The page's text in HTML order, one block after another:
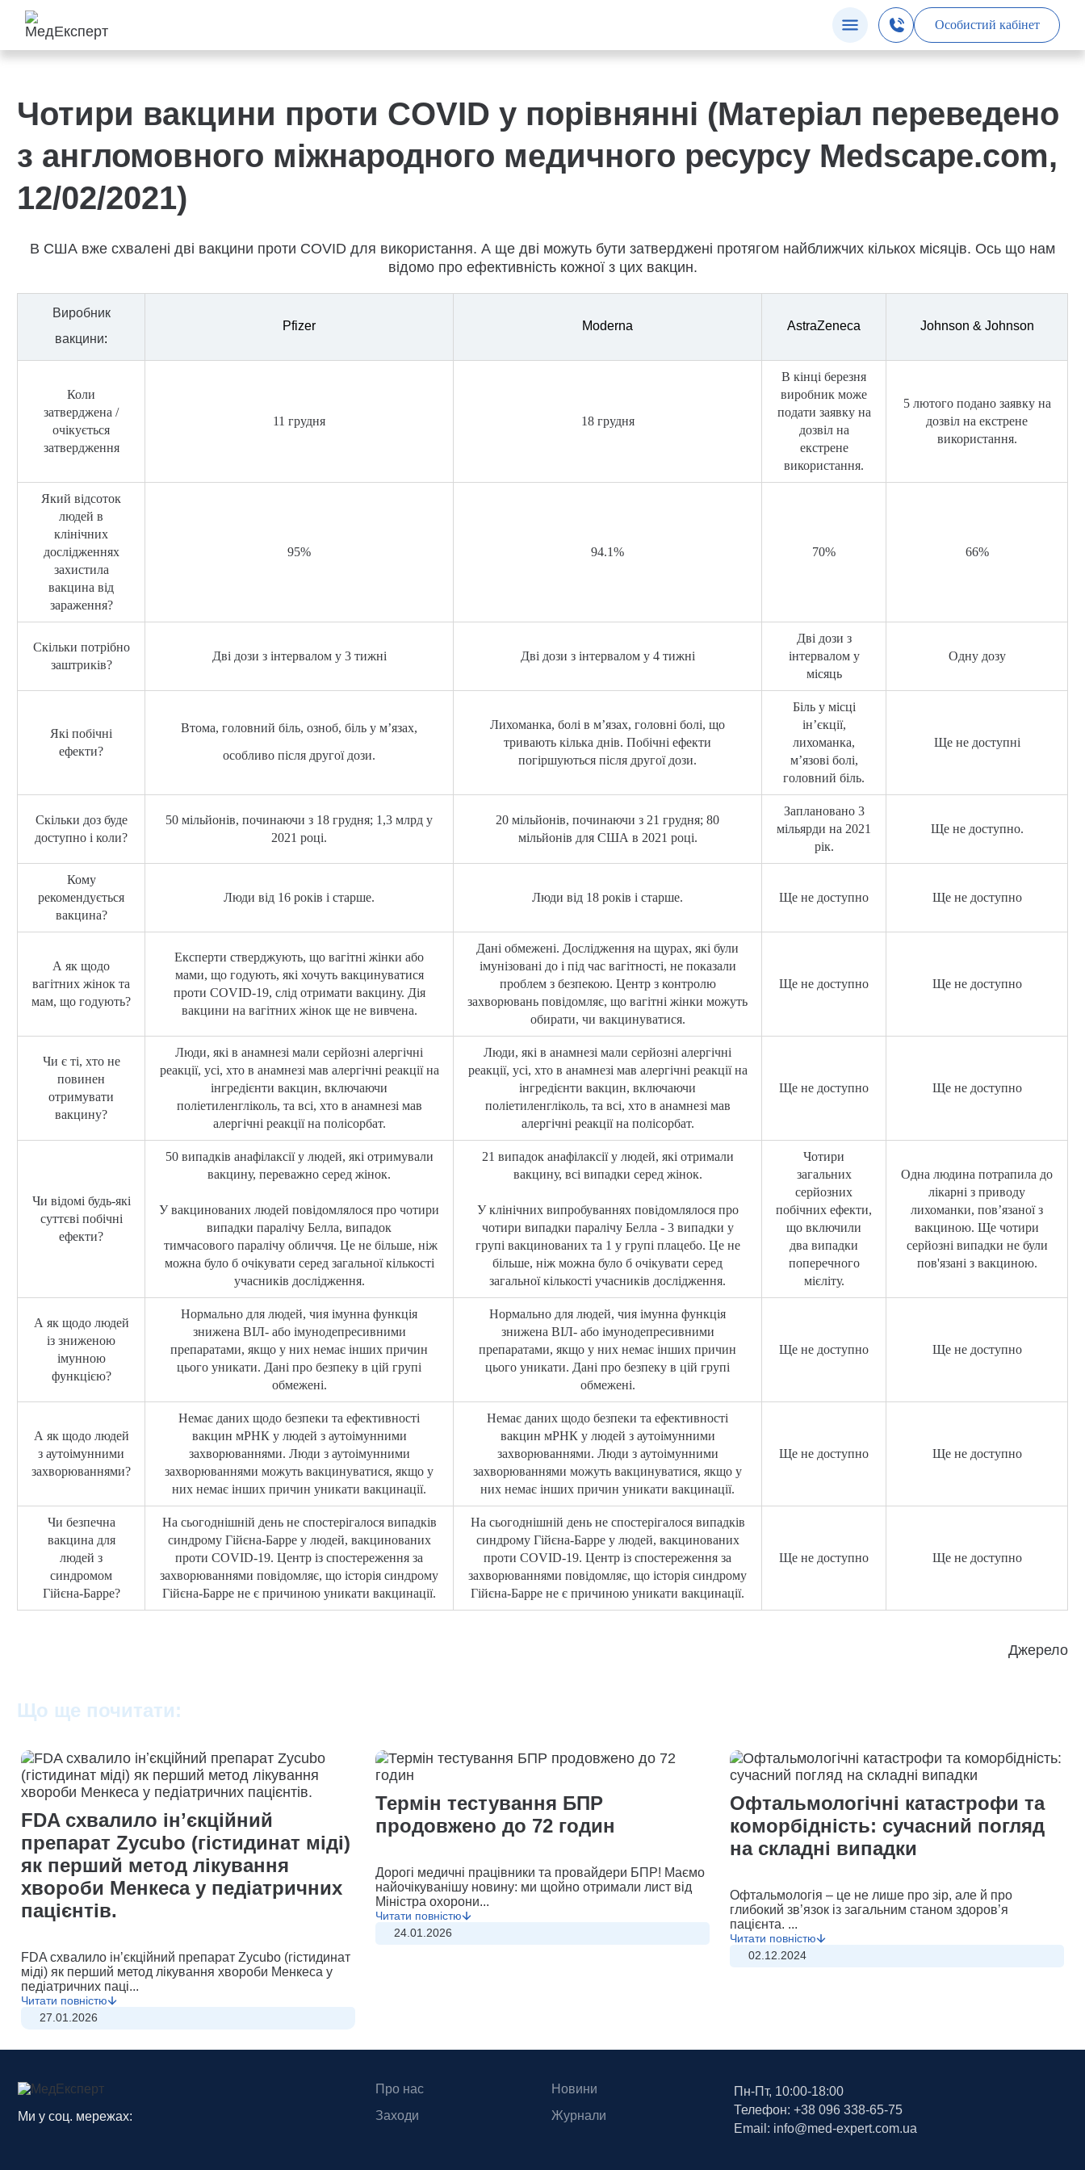
Особистий кабінет
Чотири вакцини проти COVID у порівнянні (Матеріал переведено
з англомовного міжнародного медичного ресурсу Medscape.com,
12/02/2021)
В США вже схвалені дві вакцини проти COVID для використання. А ще дві можуть бути затверджені протягом найближчих кількох місяців. Ось що нам
відомо про ефективність кожної з цих вакцин.
Виробник
вакцини:
Pfizer Moderna AstraZeneca Johnson & Johnson
Коли
затверджена /
очікується
затвердження
11 грудня 18 грудня
В кінці березня
виробник може
подати заявку на
дозвіл на
екстрене
використання.
5 лютого подано заявку на
дозвіл на екстрене
використання.
Який відсоток
людей в
клінічних
дослідженнях
захистила
вакцина від
зараження?
95% 94.1% 70% 66%
Скільки потрібно
заштриків?
Дві дози з інтервалом у 3 тижні Дві дози з інтервалом у 4 тижні
Дві дози з
інтервалом у
місяць
Одну дозу
Які побічні
ефекти?
Втома, головний біль, озноб, біль у м’язах,
особливо після другої дози.
Лихоманка, болі в м’язах, головні болі, що
тривають кілька днів. Побічні ефекти
погіршуються після другої дози.
Біль у місці
ін’єкції,
лихоманка,
м’язові болі,
головний біль.
Ще не доступні
Скільки доз буде
доступно і коли?
50 мільйонів, починаючи з 18 грудня; 1,3 млрд у
2021 році.
20 мільйонів, починаючи з 21 грудня; 80
мільйонів для США в 2021 році.
Заплановано 3
мільярди на 2021
рік.
Ще не доступно.
Кому
рекомендується
вакцина?
Люди від 16 років і старше. Люди від 18 років і старше. Ще не доступно Ще не доступно
А як щодо
вагітних жінок та
мам, що годують?
Експерти стверджують, що вагітні жінки або
мами, що годують, які хочуть вакцинуватися
проти COVID-19, слід отримати вакцину. Дія
вакцини на вагітних жінок ще не вивчена.
Дані обмежені. Дослідження на щурах, які були
імунізовані до і під час вагітності, не показали
проблем з безпекою. Центр з контролю
захворювань повідомляє, що вагітні жінки можуть
обирати, чи вакцинуватися.
Ще не доступно Ще не доступно
Чи є ті, хто не
повинен
отримувати
вакцину?
Люди, які в анамнезі мали серйозні алергічні
реакції, усі, хто в анамнезі мав алергічні реакції на
інгредієнти вакцин, включаючи
поліетиленгліколь, та всі, хто в анамнезі мав
алергічні реакції на полісорбат.
Люди, які в анамнезі мали серйозні алергічні
реакції, усі, хто в анамнезі мав алергічні реакції на
інгредієнти вакцин, включаючи
поліетиленгліколь, та всі, хто в анамнезі мав
алергічні реакції на полісорбат.
Ще не доступно Ще не доступно
Чи відомі будь-які
суттєві побічні
ефекти?
50 випадків анафілаксії у людей, які отримували
вакцину, переважно серед жінок.
У вакцинованих людей повідомлялося про чотири
випадки паралічу Белла, випадок
тимчасового паралічу обличчя. Це не більше, ніж
можна було б очікувати серед загальної кількості
учасників дослідження.
21 випадок анафілаксії у людей, які отримали
вакцину, всі випадки серед жінок.
У клінічних випробуваннях повідомлялося про
чотири випадки паралічу Белла - 3 випадки у
групі вакцинованих та 1 у групі плацебо. Це не
більше, ніж можна було б очікувати серед
загальної кількості учасників дослідження.
Чотири
загальних
серйозних
побічних ефекти,
що включили
два випадки
поперечного
мієліту.
Одна людина потрапила до
лікарні з приводу
лихоманки, пов’язаної з
вакциною. Ще чотири
серйозні випадки не були
пов'язані з вакциною.
А як щодо людей
із зниженою
імунною
функцією?
Нормально для людей, чия імунна функція
знижена ВІЛ- або імунодепресивними
препаратами, якщо у них немає інших причин
цього уникати. Дані про безпеку в цій групі
обмежені.
Нормально для людей, чия імунна функція
знижена ВІЛ- або імунодепресивними
препаратами, якщо у них немає інших причин
цього уникати. Дані про безпеку в цій групі
обмежені.
Ще не доступно Ще не доступно
А як щодо людей
з аутоімунними
захворюваннями?
Немає даних щодо безпеки та ефективності
вакцин мРНК у людей з аутоімунними
захворюваннями. Люди з аутоімунними
захворюваннями можуть вакцинуватися, якщо у
них немає інших причин уникати вакцинації.
Немає даних щодо безпеки та ефективності
вакцин мРНК у людей з аутоімунними
захворюваннями. Люди з аутоімунними
захворюваннями можуть вакцинуватися, якщо у
них немає інших причин уникати вакцинації.
Ще не доступно Ще не доступно
Чи безпечна
вакцина для
людей з
синдромом
Гійєна-Барре?
На сьогоднішній день не спостерігалося випадків
синдрому Гійєна-Барре у людей, вакцинованих
проти COVID-19. Центр із спостереження за
захворюваннями повідомляє, що історія синдрому
Гійєна-Барре не є причиною уникати вакцинації.
На сьогоднішній день не спостерігалося випадків
синдрому Гійєна-Барре у людей, вакцинованих
проти COVID-19. Центр із спостереження за
захворюваннями повідомляє, що історія синдрому
Гійєна-Барре не є причиною уникати вакцинації.
Ще не доступно Ще не доступно
Джерело
Що ще почитати:
FDA схвалило інʼєкційний
препарат Zycubo (гістидинат міді)
як перший метод лікування
хвороби Менкеса у педіатричних
пацієнтів.
FDA схвалило інʼєкційний препарат Zycubo (гістидинат
міді) як перший метод лікування хвороби Менкеса у
педіатричних паці...
Читати повністю
27.01.2026
Термін тестування БПР
продовжено до 72 годин
Дорогі медичні працівники та провайдери БПР! Маємо
найочікуванішу новину: ми щойно отримали лист від
Міністра охорони...
Читати повністю
24.01.2026
Офтальмологічні катастрофи та
коморбідність: сучасний погляд
на складні випадки
Офтальмологія – це не лише про зір, але й про
глибокий зв’язок із загальним станом здоров’я
пацієнта. ...
Читати повністю
02.12.2024
Дієтичні добавки: міфи та наукові
факти
Біостатистика та епідеміологія: як
Ми у соц. мережах:
Про нас
Новини
Заходи
Журнали
Пн-Пт, 10:00-18:00
Телефон: +38 096 338-65-75
Email: info@med-expert.com.ua